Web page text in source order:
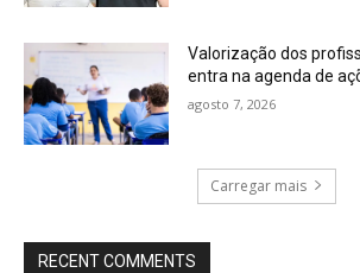
Valorização dos
entra na agenda de
agosto 7, 2026
Carregar mais
RECENT COMMENTS